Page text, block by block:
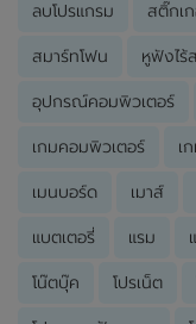
ลบโปรแกรม สติ๊กเ
สมาร์ทโฟน หูฟังไร้
อุปกรณ์คอมพิวเตอร์
เกมคอมพิวเตอร์ เ
เมนบอร์ด เมาส์
แบตเตอรี่ แรม
โน๊ตบุ๊ค โปรเน็ต